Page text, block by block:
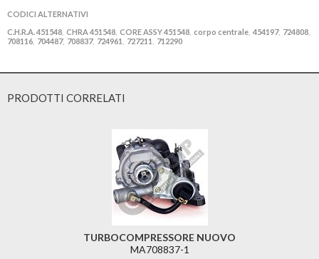
CODICI ALTERNATIVI
C.H.R.A. 451548 CHRA 451548 CORE ASSY 451548 corpo centrale 454197, 724808
708116 704487, 708837, 724961 727211 712290
PRODOTTI CORRELATI
TURBOCOMPRESSORE NUOVO
MA708837-1